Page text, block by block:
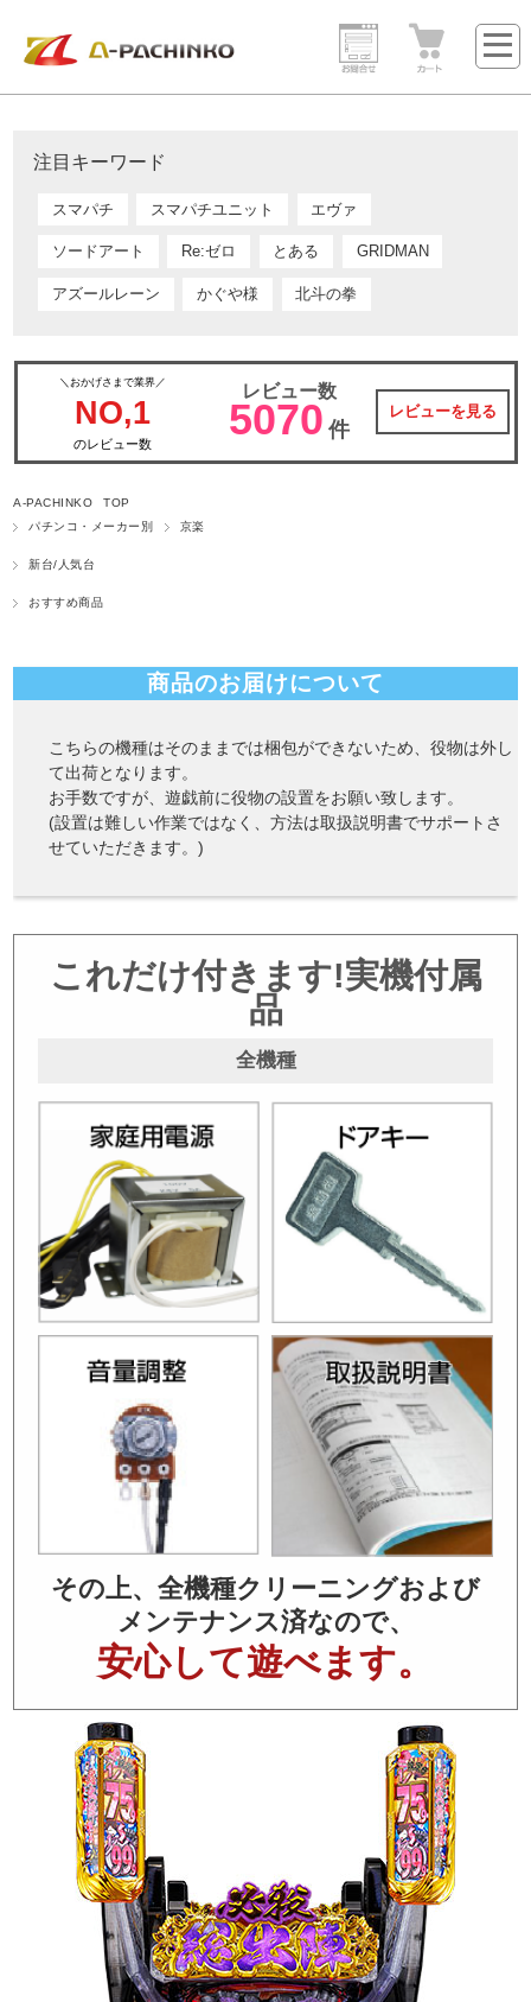
注目キーワード
スマパチ スマパチユニット エヴァ
ソードアート Re:ゼロ とある GRIDMAN
アズールレーン かぐや様 北斗の拳
＼おかげさまで業界／
NO,1
のレビュー数
レビュー数
5070 件
レビューを見る
A-PACHINKO TOP
パチンコ・メーカー別
京楽
新台/人気台
おすすめ商品
商品のお届けについて
こちらの機種はそのままでは梱包ができないため、役物は外し
て出荷となります。
お手数ですが、遊戯前に役物の設置をお願い致します。
(設置は難しい作業ではなく、方法は取扱説明書でサポートさ
せていただきます。)
これだけ付きます!実機付属
品
全機種
その上、全機種クリーニングおよび
メンテナンス済なので、
安心して遊べます。